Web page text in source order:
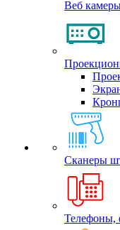
Веб
Сканеры
Телефоны,